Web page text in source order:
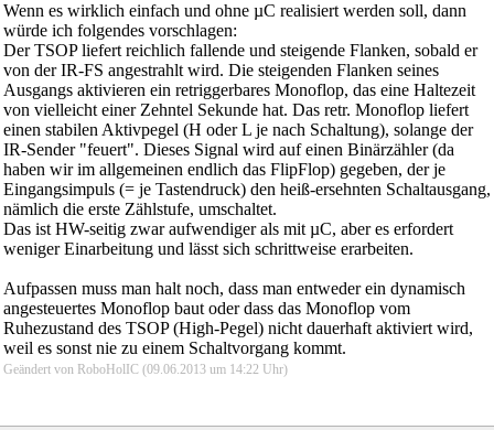
Wenn es wirklich einfach und ohne µC realisiert werden soll, dann
würde ich folgendes vorschlagen:
Der TSOP liefert reichlich fallende und steigende Flanken, sobald er
von der IR-FS angestrahlt wird. Die steigenden Flanken seines
Ausgangs aktivieren ein retriggerbares Monoflop, das eine Haltezeit
von vielleicht einer Zehntel Sekunde hat. Das retr. Monoflop liefert
einen stabilen Aktivpegel (H oder L je nach Schaltung), solange der
IR-Sender "feuert". Dieses Signal wird auf einen Binärzähler (da
haben wir im allgemeinen endlich das FlipFlop) gegeben, der je
Eingangsimpuls (= je Tastendruck) den heiß-ersehnten Schaltausgang,
nämlich die erste Zählstufe, umschaltet.
Das ist HW-seitig zwar aufwendiger als mit µC, aber es erfordert
weniger Einarbeitung und lässt sich schrittweise erarbeiten.
Aufpassen muss man halt noch, dass man entweder ein dynamisch
angesteuertes Monoflop baut oder dass das Monoflop vom
Ruhezustand des TSOP (High-Pegel) nicht dauerhaft aktiviert wird,
weil es sonst nie zu einem Schaltvorgang kommt.
Geändert von RoboHolIC (09.06.2013 um 14:22 Uhr)